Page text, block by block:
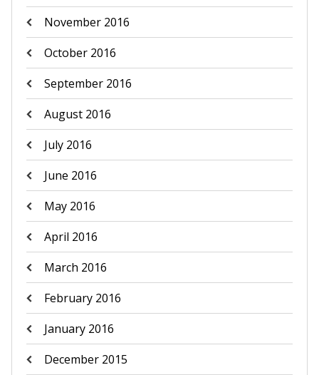
November 2016
October 2016
September 2016
August 2016
July 2016
June 2016
May 2016
April 2016
March 2016
February 2016
January 2016
December 2015